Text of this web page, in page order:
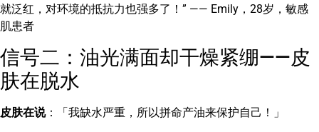
就泛红，对环境的抵抗力也强多了！” —— Emily，28岁，敏感
肌患者
信号二：油光满面却干燥紧绷——皮
肤在脱水
皮肤在说：「我缺水严重，所以拼命产油来保护自己！」